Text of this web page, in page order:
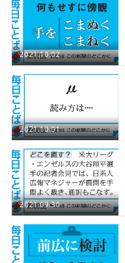
2021.10.02
2021.10.01
2021.09.30